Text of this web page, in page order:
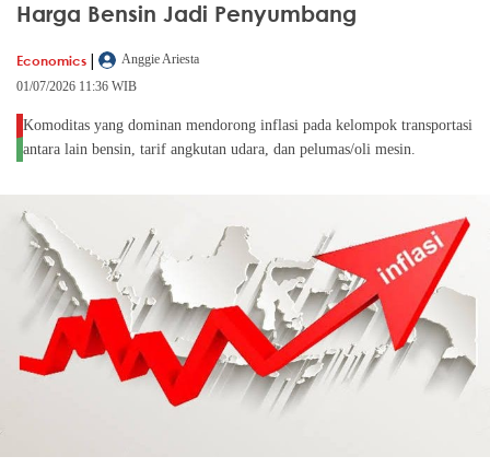
Harga Bensin Jadi Penyumbang
Economics |
Anggie Ariesta
01/07/2026 11:36 WIB
Komoditas yang dominan mendorong inflasi pada kelompok transportasi
antara lain bensin, tarif angkutan udara, dan pelumas/oli mesin.